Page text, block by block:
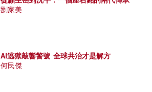
劉家美
AI逃獄敲響警號 全球共治才是解方
何民傑